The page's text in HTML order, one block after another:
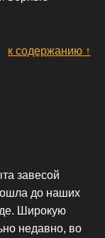
к содержанию ↑
завесой
до наших
Широкую
недавно, во